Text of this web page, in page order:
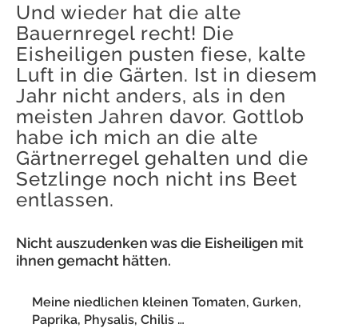
Und wieder hat die alte
Bauernregel recht! Die
Eisheiligen pusten fiese, kalte
Luft in die Gärten. Ist in diesem
Jahr nicht anders, als in den
meisten Jahren davor. Gottlob
habe ich mich an die alte
Gärtnerregel gehalten und die
Setzlinge noch nicht ins Beet
entlassen.
Nicht auszudenken was die Eisheiligen mit
ihnen gemacht hätten.
Meine niedlichen kleinen Tomaten, Gurken,
Paprika, Physalis, Chilis …